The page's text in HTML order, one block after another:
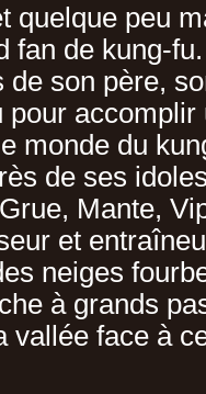
quelque peu
fan de kung-
son père,
pour accomplir
monde du
de ses
Mante,
et
neiges
à grands
vallée face à